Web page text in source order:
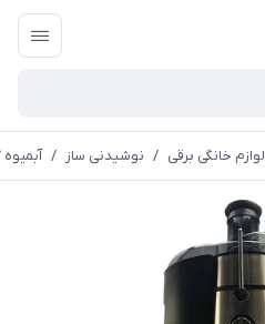
لوازم خانگی برقی / نوشیدنی ساز /